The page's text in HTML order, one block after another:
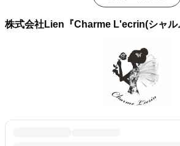
株式会社Lien『Charme L'ecrin(シャル